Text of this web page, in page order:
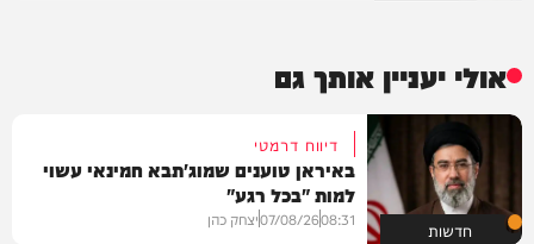
אולי יעניין אותך גם
חדשות
דיווח דרמטי
באיראן טוענים שמוג'תבא חמינאי עשוי
למות "בכל רגע"
08:31
07/08/26יצחק כהן